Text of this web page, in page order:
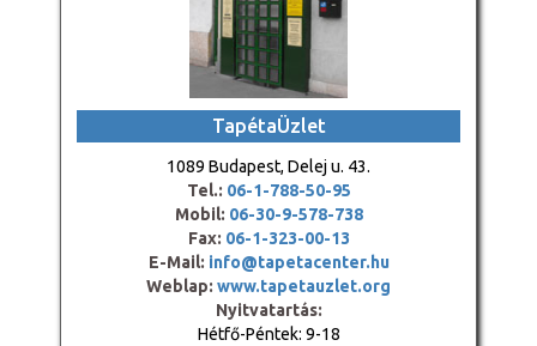
TapétaÜzlet
1089 Budapest, Delej u. 43.
Tel.: 06-1-788-50-95
Mobil: 06-30-9-578-738
Fax: 06-1-323-00-13
E-Mail: info@tapetacenter.hu
Weblap: www.tapetauzlet.org
Nyitvatartás:
Hétfő-Péntek: 9-18